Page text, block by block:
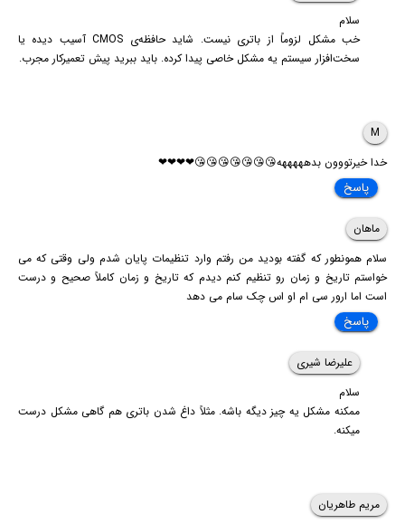
سلام
خب مشکل لزوماً از باتری نیست. شاید حافظه‌ی CMOS آسیب دیده یا
سخت‌افزار سیستم یه مشکل خاصی پیدا کرده. باید ببرید پیش تعمیرکار مجرب.
M
خدا خیرتووون بدهههههه😘😘😘😘😘😘😘❤❤❤❤
پاسخ
ماهان
سلام همونطور که گفته بودید من رفتم وارد تنظیمات پایان شدم ولی وقتی که می
خواستم تاریخ و زمان رو تنظیم کنم دیدم که تاریخ و زمان کاملاً صحیح و درست
است اما ارور سی ام او اس چک سام می دهد
پاسخ
علیرضا شیری
سلام
ممکنه مشکل یه چیز دیگه باشه. مثلاً داغ شدن باتری هم گاهی مشکل درست
میکنه.
مریم طاهریان